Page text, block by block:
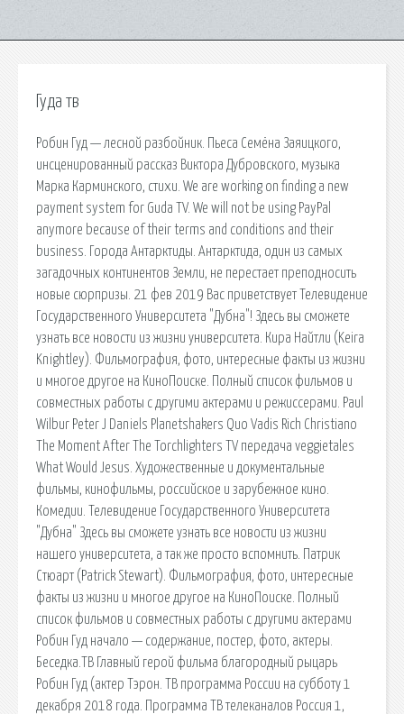
Гуда тв
Робин Гуд — лесной разбойник. Пьеса Семёна Заяицкого,
инсценированный рассказ Виктора Дубровского, музыка
Марка Карминского, стихи. We are working on finding a new
payment system for Guda TV. We will not be using PayPal
anymore because of their terms and conditions and their
business. Города Антарктиды. Антарктида, один из самых
загадочных континентов Земли, не перестает преподносить
новые сюрпризы. 21 фев 2019 Вас приветствует Телевидение
Государственного Университета "Дубна"! Здесь вы сможете
узнать все новости из жизни университета. Кира Найтли (Keira
Knightley). Фильмография, фото, интересные факты из жизни
и многое другое на КиноПоиске. Полный список фильмов и
совместных работы с другими актерами и режиссерами. Paul
Wilbur Peter J Daniels Planetshakers Quo Vadis Rich Christiano
The Moment After The Torchlighters TV передача veggietales
What Would Jesus. Художественные и документальные
фильмы, кинофильмы, российское и зарубежное кино.
Комедии. Телевидение Государственного Университета
"Дубна" Здесь вы сможете узнать все новости из жизни
нашего университета, а так же просто вспомнить. Патрик
Стюарт (Patrick Stewart). Фильмография, фото, интересные
факты из жизни и многое другое на КиноПоиске. Полный
список фильмов и совместных работы с другими актерами
Робин Гуд начало — содержание, постер, фото, актеры.
Беседка.ТВ Главный герой фильма благородный рыцарь
Робин Гуд (актер Тэрон. ТВ программа России на субботу 1
декабря 2018 года. Программа ТВ телеканалов Россия 1,